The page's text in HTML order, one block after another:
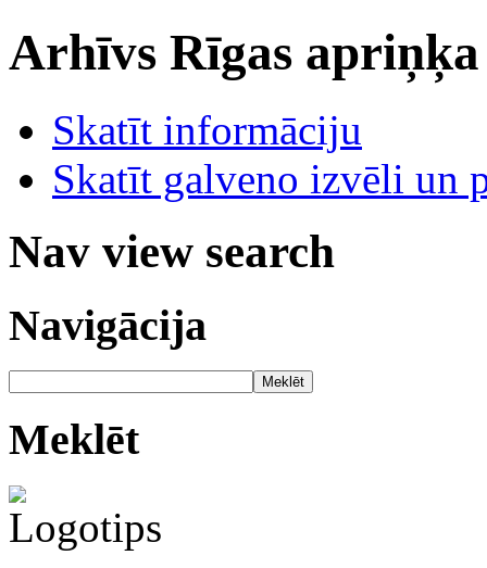
Arhīvs Rīgas
Skatīt informāciju
Skatīt galveno izvēli un
Nav view search
Navigācija
Meklēt
Meklēt